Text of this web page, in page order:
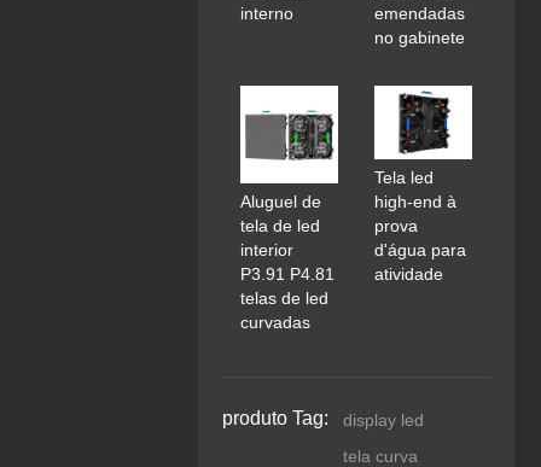
interno
emendadas
no gabinete
Aluguel de
tela de led
interior
P3.91 P4.81
telas de led
curvadas
Tela led
high-end à
prova
d'água para
atividade
produto Tag:
display led
tela curva